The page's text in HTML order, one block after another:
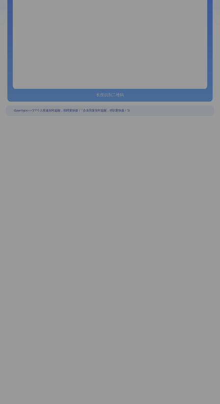
长按识别二维码
{{usertype=='2'?'个人投递实时提醒，招聘更快捷！':'企业回复实时提醒，求职更快捷！'}}